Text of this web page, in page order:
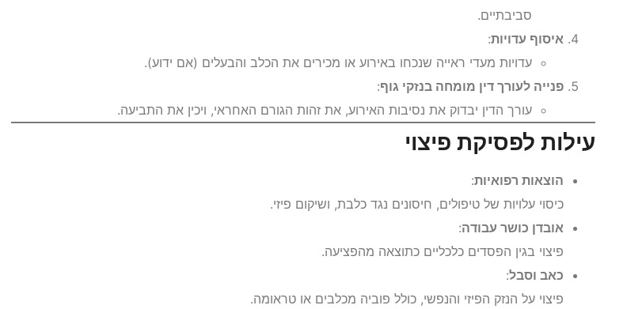
סביבתיים.
איסוף עדויות:
עדויות מעדי ראייה שנכחו באירוע או מכירים את הכלב והבעלים (אם ידוע).
פנייה לעורך דין מומחה בנזקי גוף:
עורך הדין יבדוק את נסיבות האירוע, את זהות הגורם האחראי, ויכין את התביעה.
עילות לפסיקת פיצוי
הוצאות רפואיות:
כיסוי עלויות של טיפולים, חיסונים נגד כלבת, ושיקום פיזי.
אובדן כושר עבודה:
פיצוי בגין הפסדים כלכליים כתוצאה מהפציעה.
כאב וסבל:
פיצוי על הנזק הפיזי והנפשי, כולל פוביה מכלבים או טראומה.